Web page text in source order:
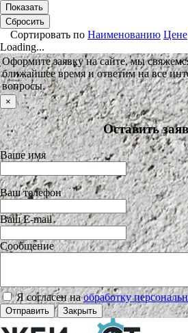
Показать
Сбросить
Сортировать по Наименованию Цене
Loading...
Оформите заявку на сайте, мы
ближайшее время и ответим на все
вопросы.
×
Оставить
Ваше имя
Ваш телефон
Ваш E-mail
Сообщение
Я согласен наобработку
Отправить Закрыть